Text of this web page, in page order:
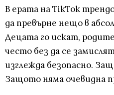
В ерата на TikTok
да превърне нещо в
Децата го искат,
често без да се
изглежда безопасно.
Защото няма очевидна